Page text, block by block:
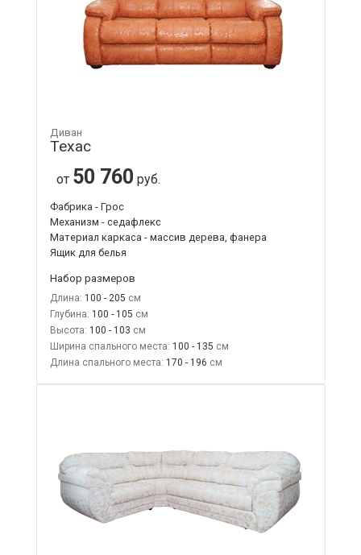
Диван
Техас
от 50 760 руб.
Фабрика - Грос
Механизм - седафлекс
Материал каркаса - массив дерева, фанера
Ящик для белья
Набор размеров
Длина: 100 - 205
Глубина: 100 - 105
Высота: 100 - 103
Ширина спального места: 100 - 135
Длина спального места: 170 - 196